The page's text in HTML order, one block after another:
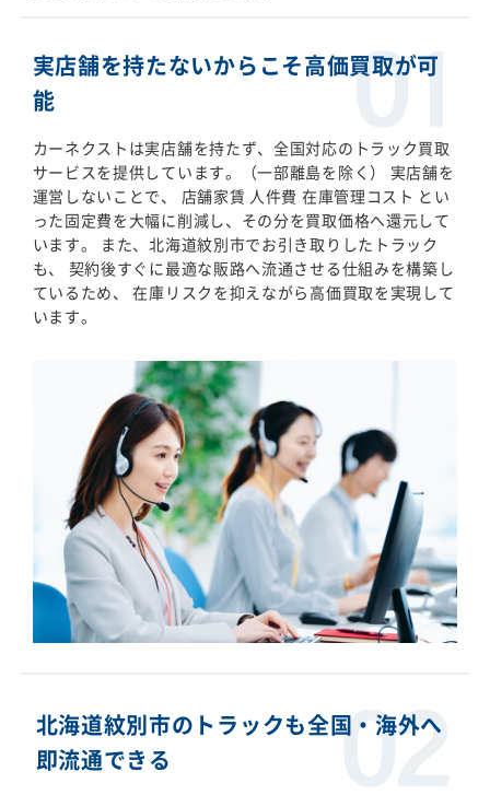
実店舗を持たないからこそ高価買取が可
能
カーネクストは実店舗を持たず、全国対応のトラック買取
サービスを提供しています。（一部離島を除く） 実店舗を
運営しないことで、 店舗家賃 人件費 在庫管理コスト とい
った固定費を大幅に削減し、その分を買取価格へ還元して
います。 また、北海道紋別市でお引き取りしたトラック
も、 契約後すぐに最適な販路へ流通させる仕組みを構築し
ているため、 在庫リスクを抑えながら高価買取を実現して
います。
北海道紋別市のトラックも全国・海外へ
即流通できる